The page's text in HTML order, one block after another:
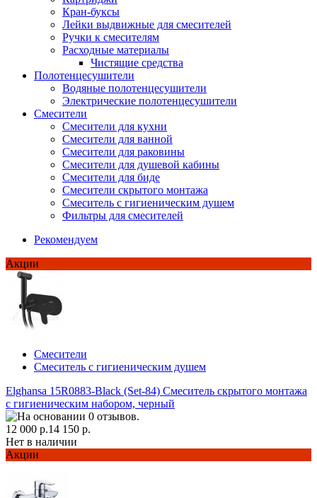
Кран-буксы
Лейки выдвижные для смесителей
Ручки к смесителям
Расходные материалы
Чистящие средства
Полотенцесушители
Водяные полотенцесушители
Электрические полотенцесушители
Смесители
Смесители для кухни
Смесители для ванной
Смесители для раковины
Смесители для душевой кабины
Смесители для биде
Смесители скрытого монтажа
Смеситель с гигиеническим душем
Фильтры для смесителей
Рекомендуем
Акции
Смесители
Смеситель с гигиеническим душем
Elghansa 15R0883-Black (Set-84) Смеситель скрытого монтажа
с гигиеническим набором, черный
12 000 р.14 150 р.
Нет в наличии
Акции